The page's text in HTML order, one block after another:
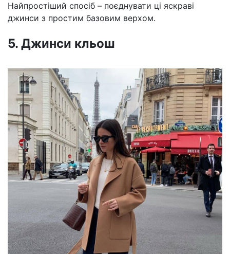
Найпростіший спосіб – поєднувати ці яскраві
джинси з простим базовим верхом.
5. Джинси кльош